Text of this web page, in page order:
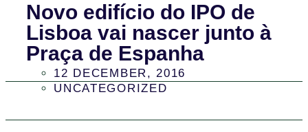
Novo edifício do IPO de
Lisboa vai nascer junto à
Praça de Espanha
12 DECEMBER, 2016
UNCATEGORIZED